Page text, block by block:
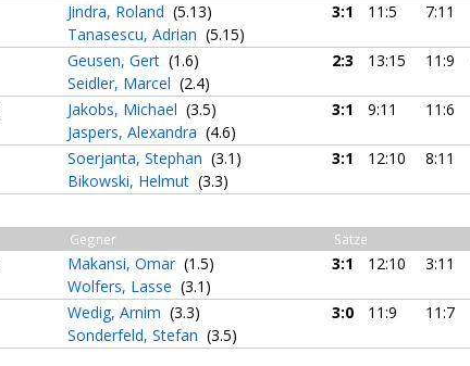
Jindra, Roland (5.13)
Tanasescu, Adrian (5.15)
3:1 11:5 7:11
Geusen, Gert (1.6)
Seidler, Marcel (2.4)
2:3 13:15 11:9
Jakobs, Michael (3.5)
Jaspers, Alexandra (4.6)
3:1 9:11 11:6
Soerjanta, Stephan (3.1)
Bikowski, Helmut (3.3)
3:1 12:10 8:11
Gegner Sätze
Makansi, Omar (1.5)
Wolfers, Lasse (3.1)
3:1 12:10 3:11
Wedig, Arnim (3.3)
Sonderfeld, Stefan (3.5)
3:0 11:9 11:7